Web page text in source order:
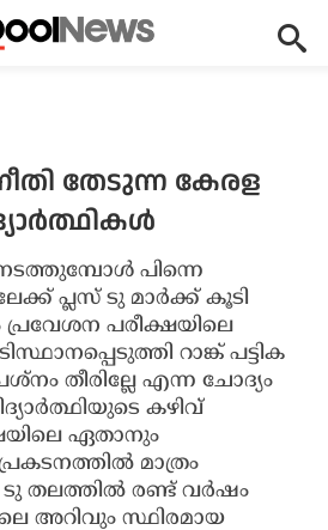
തേടുന്ന കേരള
പിന്നെ
പ്ലസ് ടു മാർക്ക് കൂടി
പരീക്ഷയിലെ
റാങ്ക് പട്ടിക
തീരില്ലേ എന്ന ചോദ്യം
കഴിവ്
ഏതാനും
മാത്രം
ടു തലത്തിൽ രണ്ട് വർഷം
അറിവും സ്ഥിരമായ